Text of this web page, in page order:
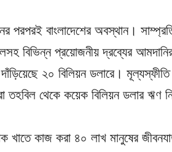
পরপরই বাংলাদেশের অবস্থান।
বিভিন্ন প্রয়োজনীয় দ্রব্যের
দাঁড়িয়েছে ২০ বিলিয়ন ডলারে।
তহবিল থেকে কয়েক বিলিয়ন ডলার ঋণ
খাতে কাজ করা ৪০ লাখ মানুষের